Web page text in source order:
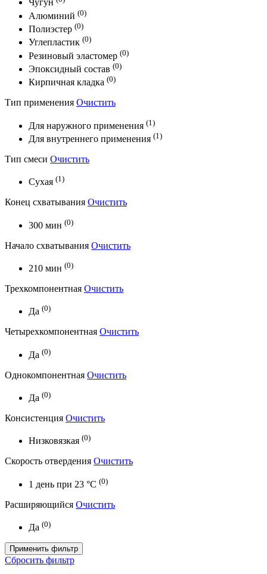
Чугун
Алюминий (0)
Полиэстер (0)
Углепластик (0)
Резиновый эластомер (0)
Эпоксидный состав (0)
Кирпичная кладка (0)
Тип применения Очистить
Для наружного применения (1)
Для внутреннего применения (1)
Тип смеси Очистить
Сухая (1)
Конец схватывания Очистить
300 мин (0)
Начало схватывания Очистить
210 мин (0)
Трехкомпонентная Очистить
Да (0)
Четырехкомпонентная Очистить
Да (0)
Однокомпонентная Очистить
Да (0)
Консистенция Очистить
Низковязкая (0)
Скорость отвердения Очистить
1 день при 23 °C (0)
Расширяющийся Очистить
Да (0)
Применить фильтр
Сбросить фильтр